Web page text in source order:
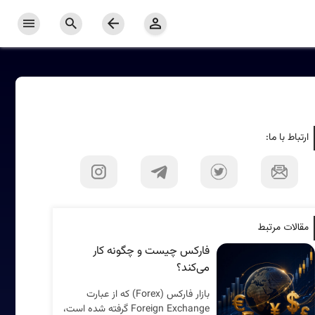
ارتباط با ما:
مقالات مرتبط
فارکس چیست و چگونه کار
می‌کند؟
بازار فارکس (Forex) که از عبارت
Foreign Exchange گرفته شده است،